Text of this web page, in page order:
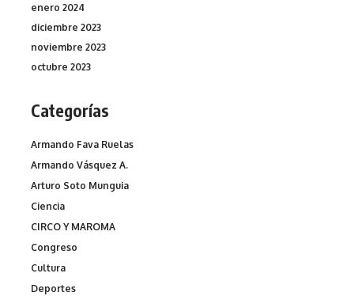
enero 2024
diciembre 2023
noviembre 2023
octubre 2023
Categorías
Armando Fava Ruelas
Armando Vásquez A.
Arturo Soto Munguia
Ciencia
CIRCO Y MAROMA
Congreso
Cultura
Deportes